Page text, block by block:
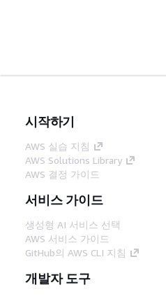
시작하기
AWS 실습 지침
AWS Solutions Library
AWS 결정 가이드
서비스 가이드
생성형 AI 서비스 선택
AWS 서비스 가이드
GitHub의 AWS CLI 지침
개발자 도구